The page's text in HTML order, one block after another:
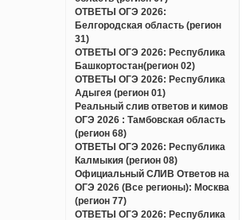
ОТВЕТЫ ОГЭ 2026:
Белгородская область (регион
31)
ОТВЕТЫ ОГЭ 2026: Республика
Башкортостан(регион 02)
ОТВЕТЫ ОГЭ 2026: Республика
Адыгея (регион 01)
Реальный слив ответов и кимов
ОГЭ 2026 : Тамбовская область
(регион 68)
ОТВЕТЫ ОГЭ 2026: Республика
Калмыкия (регион 08)
Официальный СЛИВ Ответов на
ОГЭ 2026 (Все регионы): Москва
(регион 77)
ОТВЕТЫ ОГЭ 2026: Республика